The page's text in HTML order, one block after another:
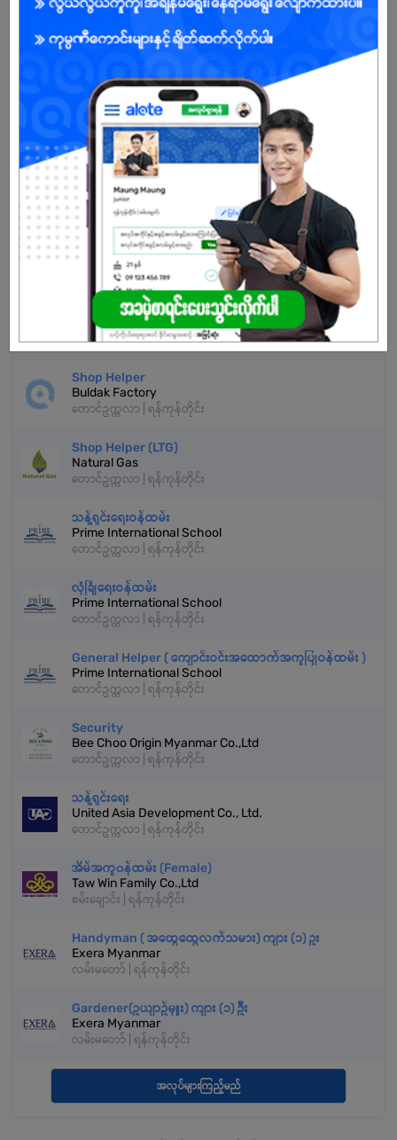
သက်တမ်းကုန်သွားပါပြီ
အကောင့်မရှိသေးဘူးလား?
မှတ်ပုံတင်မယ်
နောက်ထပ်အလားတူအလုပ်များ
General Helpers
Global L S Myanmar (Exide Battery)
တောင်ဥက္ကလာ | ရန်ကုန်တိုင်း
Security
The Street Bar
တောင်ဥက္ကလာ | ရန်ကုန်တိုင်း
Shop Helper
Buldak Factory
တောင်ဥက္ကလာ | ရန်ကုန်တိုင်း
Shop Helper (LTG)
Natural Gas
တောင်ဥက္ကလာ | ရန်ကုန်တိုင်း
သန့်ရှင်းရေးဝန်ထမ်း
Prime International School
တောင်ဥက္ကလာ | ရန်ကုန်တိုင်း
လုံခြုံရေးဝန်ထမ်း
Prime International School
တောင်ဥက္ကလာ | ရန်ကုန်တိုင်း
General Helper ( ကျောင်းဝင်းအထောက်အကူပြုဝန်ထမ်း )
Prime International School
တောင်ဥက္ကလာ | ရန်ကုန်တိုင်း
Security
Bee Choo Origin Myanmar Co.,Ltd
တောင်ဥက္ကလာ | ရန်ကုန်တိုင်း
သန့်ရှင်းရေး
United Asia Development Co., Ltd.
တောင်ဥက္ကလာ | ရန်ကုန်တိုင်း
အိမ်အကူ၀န်ထမ်း (Female)
Taw Win Family Co.,Ltd
စမ်းချောင်း | ရန်ကုန်တိုင်း
Handyman ( အထွေထွေလက်သမား) ကျား (၁) ဥး
Exera Myanmar
လမ်းမတော် | ရန်ကုန်တိုင်း
Gardener(ဥယျာဥ်မှူး) ကျား (၁) ဦး
Exera Myanmar
လမ်းမတော် | ရန်ကုန်တိုင်း
အလုပ်များကြည့်မည်